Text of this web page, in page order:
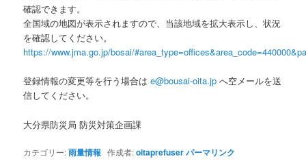
確認できます。
全国域の地図が表示されますので、当該地域を拡大表示し、状況
を確認してください。
https://www.jma.go.jp/bosai/
登録情報の変更等を行う場合はe@bousai-oita.jp へ空メールを送
信してください。
大分県防災局 防災対策企画課
カテゴリー:雨量情報 作成者:oitaprefuserパーマリンク